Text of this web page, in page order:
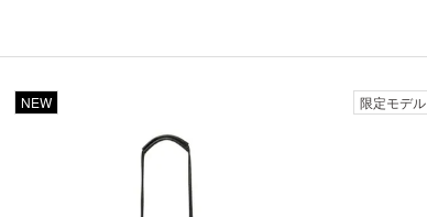
NEW 限定モデル